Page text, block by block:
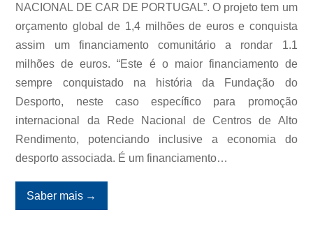
NACIONAL DE CAR DE PORTUGAL”. O projeto tem um
orçamento global de 1,4 milhões de euros e conquista
assim um financiamento comunitário a rondar 1.1
milhões de euros. “Este é o maior financiamento de
sempre conquistado na história da Fundação do
Desporto, neste caso específico para promoção
internacional da Rede Nacional de Centros de Alto
Rendimento, potenciando inclusive a economia do
desporto associada. É um financiamento…
Saber mais →